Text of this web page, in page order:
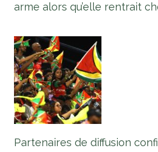
arme alors qu’elle rentrait
Partenaires de diffusion